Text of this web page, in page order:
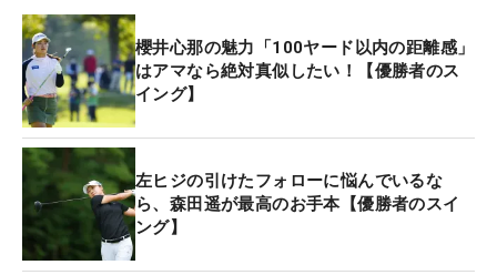
櫻井心那の魅力「100ヤード以内の距離感」
はアマなら絶対真似したい！【優勝者のス
イング】
左ヒジの引けたフォローに悩んでいるな
ら、森田遥が最高のお手本【優勝者のスイ
ング】